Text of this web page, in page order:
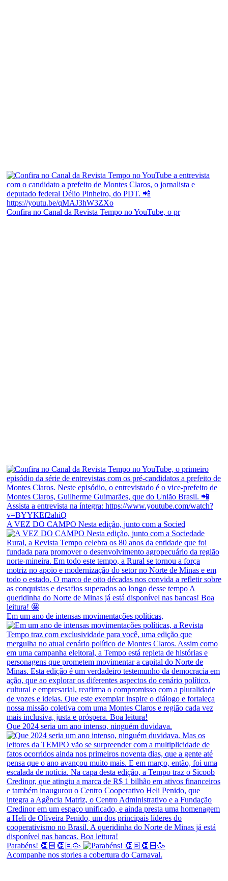
Confira no Canal da Revista Tempo no YouTube, o pr
A VEZ DO CAMPO Nesta edição, junto com a Socied
Em um ano de intensas movimentações políticas,
Que 2024 seria um ano intenso, ninguém duvidava.
Parabéns! 👏🏻👏🏻🥳
Acompanhe nos stories a cobertura do Carnaval.